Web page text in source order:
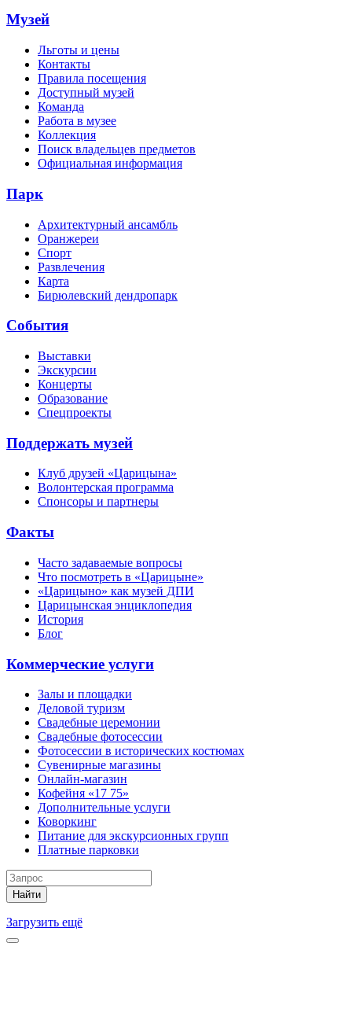
Музей
Льготы и цены
Контакты
Правила посещения
Доступный музей
Команда
Работа в музее
Коллекция
Поиск владельцев предметов
Официальная информация
Парк
Архитектурный ансамбль
Оранжереи
Спорт
Развлечения
Карта
Бирюлевский дендропарк
События
Выставки
Экскурсии
Концерты
Образование
Спецпроекты
Поддержать музей
Клуб друзей «Царицына»
Волонтерская программа
Спонсоры и партнеры
Факты
Часто задаваемые вопросы
Что посмотреть в «Царицыне»
«Царицыно» как музей ДПИ
Царицынская энциклопедия
История
Блог
Коммерческие услуги
Залы и площадки
Деловой туризм
Свадебные церемонии
Свадебные фотосессии
Фотосессии в исторических костюмах
Сувенирные магазины
Онлайн-магазин
Кофейня «17 75»
Дополнительные услуги
Коворкинг
Питание для экскурсионных групп
Платные парковки
Найти
Загрузить ещё